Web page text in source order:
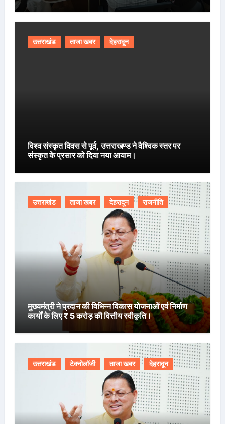
उत्तराखंड ताजा खबर देहरादून
विश्व संस्कृत दिवस से पूर्व, उत्तराखण्ड ने वैश्विक स्तर पर
संस्कृत के प्रसार को दिया नया आयाम।
उत्तराखंड ताजा खबर देहरादून राजनीति
मुख्यमंत्री ने प्रदान की विभिन्न विकास योजनाओं एवं निर्माण
कार्यों के लिए ₹ 5 करोड़ की वित्तीय स्वीकृति।
उत्तराखंड टेक्नोलॉजी ताजा खबर देहरादून